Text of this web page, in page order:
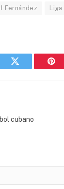
Fernández Liga
Twitter
cubano